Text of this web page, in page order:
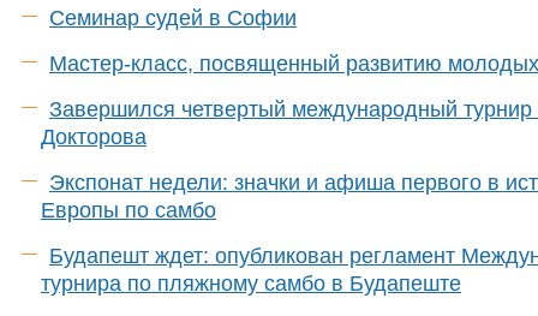
Семинар судей в Софии
Мастер-класс, посвященный развитию
Завершился четвертый международный
Докторова
Экспонат недели: значки и афиша первого в
Европы по самбо
Будапешт ждет: опубликован регламент
турнира по пляжному самбо в Будапеште